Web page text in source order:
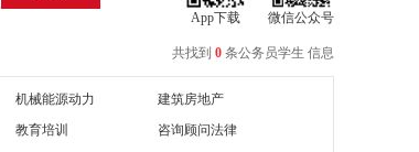
App下载 微信公众号
共找到 0 条公务员学生 信息
机械能源动力
建筑房地产
教育培训
咨询顾问法律